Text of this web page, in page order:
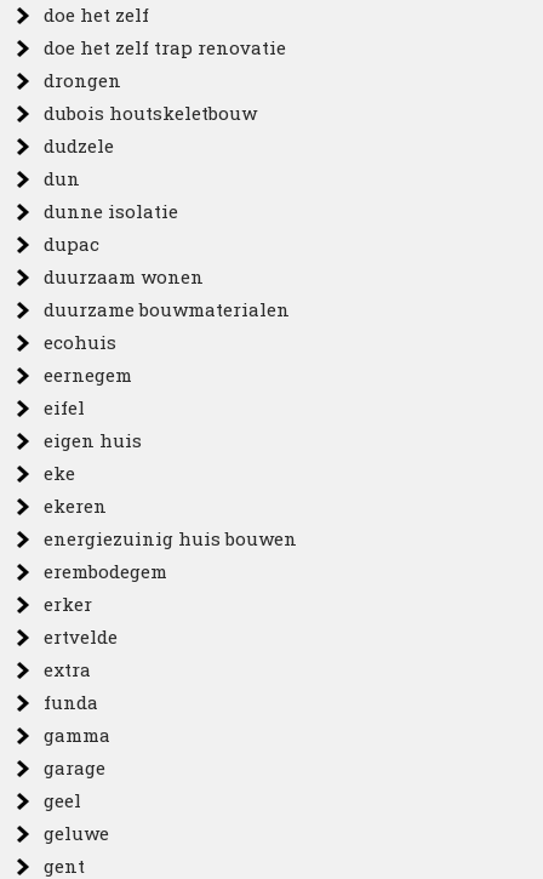
doe het zelf
doe het zelf trap renovatie
drongen
dubois houtskeletbouw
dudzele
dun
dunne isolatie
dupac
duurzaam wonen
duurzame bouwmaterialen
ecohuis
eernegem
eifel
eigen huis
eke
ekeren
energiezuinig huis bouwen
erembodegem
erker
ertvelde
extra
funda
gamma
garage
geel
geluwe
gent